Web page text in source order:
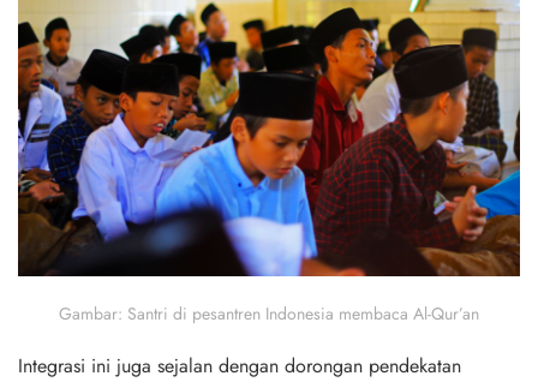
Gambar: Santri di pesantren Indonesia membaca Al-Qur’an
Integrasi ini juga sejalan dengan dorongan pendekatan